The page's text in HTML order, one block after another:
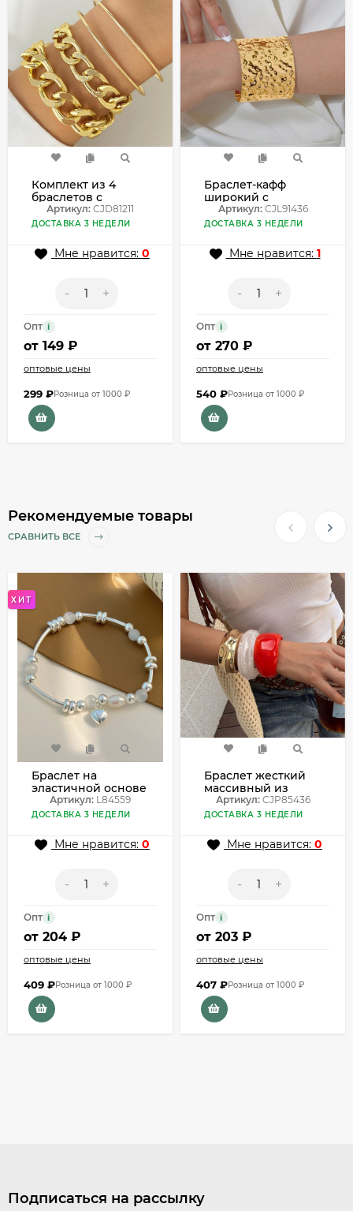
Комплект из 4
браслетов с
изумрудными
камнями CJD81211
Артикул: CJD81211
ДОСТАВКА 3 НЕДЕЛИ
Мне нравится: 0
- +
Опт i
от 149 ₽
оптовые цены
299 ₽Розница от 1000 ₽
Браслет-кафф
широкий с
эффектом чеканки
и перфорацией
Артикул:CJL91436
ДОСТАВКА 3 НЕДЕЛИ
Мне нравится: 1
- +
Опт i
от 270 ₽
оптовые цены
540 ₽Розница от 1000 ₽
Рекомендуемые товары
СРАВНИТЬ ВСЕ
ХИТ
Браслет на
эластичной основе
с жемчугом и
подвеской L84559
Артикул: L84559
ДОСТАВКА 3 НЕДЕЛИ
Мне нравится: 0
- +
Опт i
от 204 ₽
оптовые цены
409 ₽Розница от 1000 ₽
Браслет жесткий
массивный из
цветного
глянцевого
Артикул:CJP85436
ДОСТАВКА 3 НЕДЕЛИ
Мне нравится: 0
- +
Опт i
от 203 ₽
оптовые цены
407 ₽Розница от 1000 ₽
Подписаться на рассылку